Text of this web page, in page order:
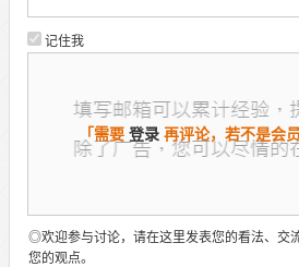
记住我
◎欢迎参与讨论，请在这里发表您的看法、交
您的观点。
「需要 登录 再评论，若不是会